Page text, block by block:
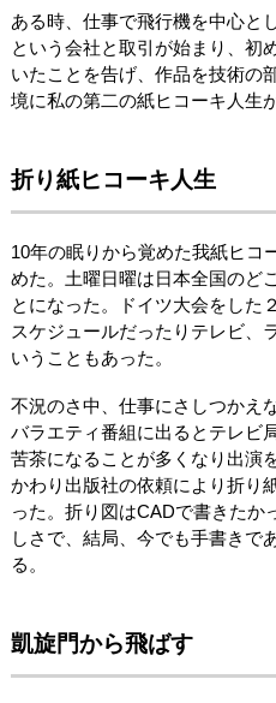
ある時、仕事で飛行機を中心と
という会社と取引が始まり、初
いたことを告げ、作品を技術の
境に私の第二の紙ヒコーキ人生
折り紙ヒコーキ人生
10年の眠りから覚めた我紙ヒコ
めた。土曜日曜は日本全国のど
とになった。ドイツ大会をした
スケジュールだったりテレビ、
いうこともあった。
不況のさ中、仕事にさしつかえ
バラエティ番組に出るとテレビ
苦茶になることが多くなり出演
かわり出版社の依頼により折り
った。折り図はCADで書きたか
しさで、結局、今でも手書きで
る。
凱旋門から飛ばす